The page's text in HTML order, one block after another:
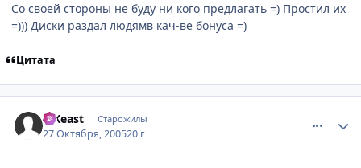
Со своей стороны не буду ни кого предлагать =) Простил их
=))) Диски раздал людямв кач-ве бонуса =)
Цитата
TrKeast Старожилы
27 Октября, 200520 г